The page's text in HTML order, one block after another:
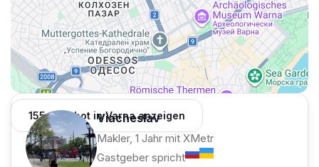
155 Angebot in Varna anzeigen
Viacheslav
Makler, 1 Jahr mit XMetr
Gastgeber spricht